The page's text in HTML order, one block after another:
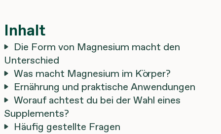
Inhalt
Die Form von Magnesium macht den
Unterschied
Was macht Magnesium im Körper?
Ernährung und praktische Anwendungen
Worauf achtest du bei der Wahl eines
Supplements?
Häufig gestellte Fragen